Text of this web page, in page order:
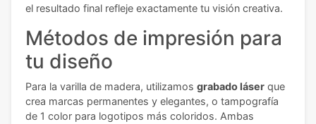
el resultado final refleje exactamente tu visión creativa.
Métodos de impresión para
tu diseño
Para la varilla de madera, utilizamos grabado láser que
crea marcas permanentes y elegantes, o tampografía
de 1 color para logotipos más coloridos. Ambas